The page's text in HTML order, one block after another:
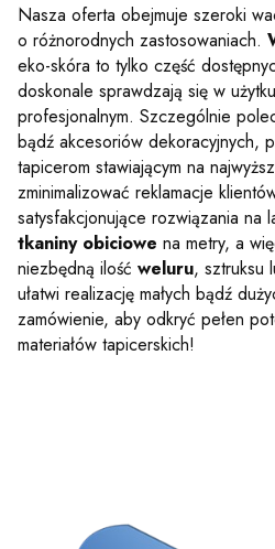
Nasza oferta obejmuje szeroki
o różnorodnych zastosowaniach.
eko-skóra to tylko część
doskonale sprawdzają się w
profesjonalnym. Szczególnie
bądź akcesoriów dekoracyjnych,
tapicerom stawiającym na
zminimalizować reklamacje
satysfakcjonujące rozwiązania na
tkaniny obiciowe na metry, a
niezbędną ilość weluru, sztruksu
ułatwi realizację małych bądź
zamówienie, aby odkryć pełen
materiałów tapicerskich!